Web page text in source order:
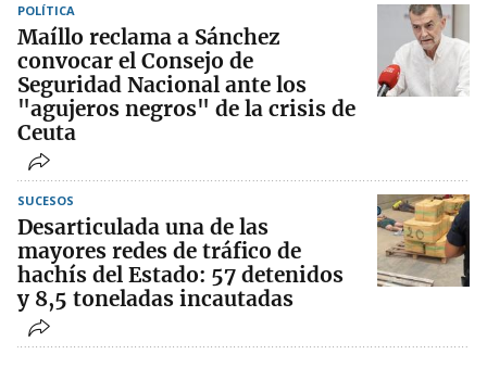
POLÍTICA
Maíllo reclama a Sánchez
convocar el Consejo de
Seguridad Nacional ante los
"agujeros negros" de la crisis de
Ceuta
SUCESOS
Desarticulada una de las
mayores redes de tráfico de
hachís del Estado: 57 detenidos
y 8,5 toneladas incautadas